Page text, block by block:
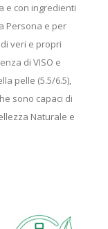
e con ingredienti
Persona e per
veri e propri
di VISO e
pelle (5.5/6.5),
sono capaci di
Naturale e